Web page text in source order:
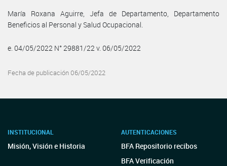
María Roxana Aguirre, Jefa de Departamento, Departamento
Beneficios al Personal y Salud Ocupacional.
e. 04/05/2022 N° 29881/22 v. 06/05/2022
Fecha de publicación 06/05/2022
INSTITUCIONAL
Misión, Visión e Historia
AUTENTICACIONES
BFA Repositorio recibos
BFA Verificación